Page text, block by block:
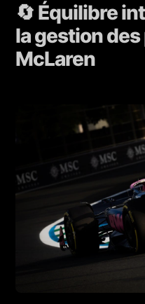
🔄 Équilibre
la gestion
McLaren